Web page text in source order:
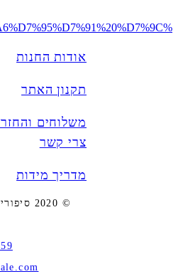
אודות החנות
תקנון האתר
משלוחים
צרי קשר
מדריך מידות
© 2020 סיפורי בגדים - סטייל בר קיימא